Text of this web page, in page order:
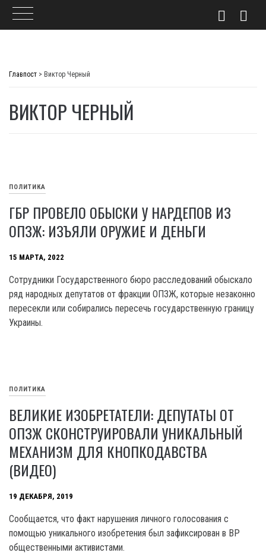
Главпост > Виктор Черный
ВИКТОР ЧЕРНЫЙ
ПОЛИТИКА
ГБР ПРОВЕЛО ОБЫСКИ У НАРДЕПОВ ИЗ
ОПЗЖ: ИЗЪЯЛИ ОРУЖИЕ И ДЕНЬГИ
15 МАРТА, 2022
Сотрудники Государственного бюро расследований обыскало
ряд народных депутатов от фракции ОПЗЖ, которые незаконно
пересекли или собирались пересечь государственную границу
Украины.
ПОЛИТИКА
ВЕЛИКИЕ ИЗОБРЕТАТЕЛИ: ДЕПУТАТЫ ОТ
ОПЗЖ СКОНСТРУИРОВАЛИ УНИКАЛЬНЫЙ
МЕХАНИЗМ ДЛЯ КНОПКОДАВСТВА
(ВИДЕО)
19 ДЕКАБРЯ, 2019
Сообщается, что факт нарушения личного голосования с
помощью уникального изобретения был зафиксирован в ВР
общественными активистами.